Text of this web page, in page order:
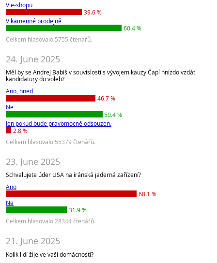
V e-shopu
39.6 %
V kamenné prodejně
60.4 %
Celkem hlasovalo 5755 čtenářů.
24. June 2025
Měl by se Andrej Babiš v souvislosti s vývojem kauzy Čapí hnízdo vzdát
kandidatury do voleb?
Ano, hned
46.7 %
Ne
50.4 %
Jen pokud bude pravomocně odsouzen.
2.8 %
Celkem hlasovalo 55379 čtenářů.
23. June 2025
Schvalujete úder USA na íránská jaderná zařízení?
Ano
68.1 %
Ne
31.9 %
Celkem hlasovalo 28344 čtenářů.
21. June 2025
Kolik lidí žije ve vaší domácnosti?